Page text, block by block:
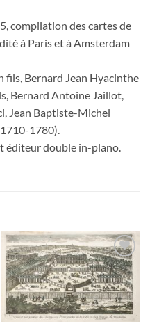
compilation des cartes de
à Paris et à Amsterdam
fils, Bernard Jean Hyacinthe
Bernard Antoine Jaillot,
Jean Baptiste-Michel
1780).
éditeur double in-plano.
Ajouter
à la
wishlist